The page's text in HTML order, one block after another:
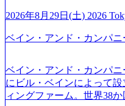
通常の選考フローと異なり
ションサーチになります。
きます。 ※本求人はレバ
す。 ※案件によっては客
す。 ＜ITコンサルタント
s://www.accenture.com/jp-ja/
する「保安ネット」を構築
ry-safety-network)（公共サ
導入で基幹システムを刷新
se-studies/consumer-goods-
トとしている SAP領域に
定コンサルタント資格を取
資格も保有、さまざまな
と蓄積されたノウハウを
を開発し、それらを活用
ティングサービスを提供す
2026年8月29日(土) 2026
ベイン・アンド・カンパニ
ベイン・アンド・カンパニ
にビル・ベインによって
ィングファーム。世界38